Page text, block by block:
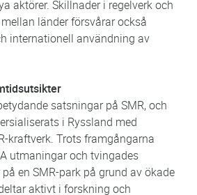
aktörer. Skillnader i regelverk och
länder försvårar också
internationell användning av
satsningar på SMR, och
i Ryssland med
kraftverk. Trots framgångarna
utmaningar och tvingades
en SMR-park på grund av ökade
aktivt i forskning och